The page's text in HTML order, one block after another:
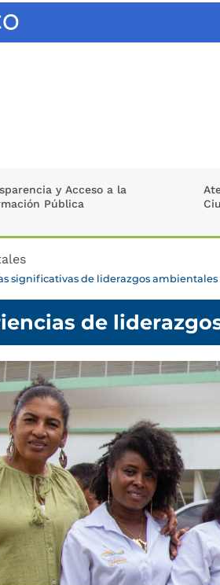
y Acceso a la
Pública
significativas de liderazgos ambientales
de